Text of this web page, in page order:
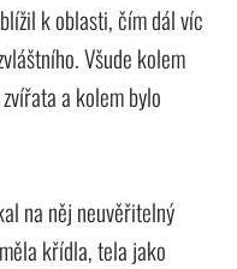
k oblasti, čím dál víc
Všude kolem
a kolem bylo
na něj neuvěřitelný
křídla, tela jako